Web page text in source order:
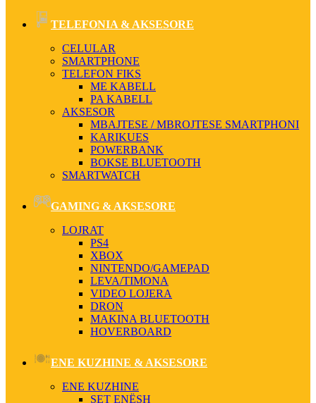
TELEFONIA & AKSESORE
CELULAR
SMARTPHONE
TELEFON FIKS
ME KABELL
PA KABELL
AKSESOR
MBAJTESE / MBROJTESE SMARTPHONI
KARIKUES
POWERBANK
BOKSE BLUETOOTH
SMARTWATCH
GAMING & AKSESORE
LOJRAT
PS4
XBOX
NINTENDO/GAMEPAD
LEVA/TIMONA
VIDEO LOJERA
DRON
MAKINA BLUETOOTH
HOVERBOARD
ENE KUZHINE & AKSESORE
ENE KUZHINE
SET ENËSH